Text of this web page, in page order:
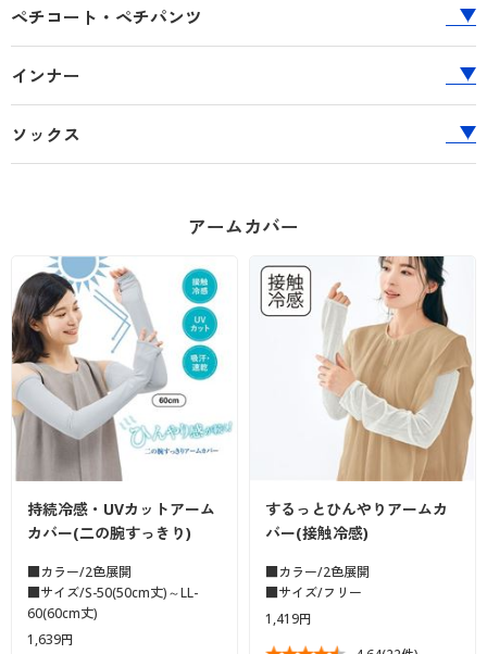
ペチコート・ペチパンツ
インナー
ソックス
アームカバー
持続冷感・UVカットアーム
カバー(二の腕すっきり)
■カラー/2色展開
■サイズ/S-50(50cm丈)～LL-
60(60cm丈)
1,639円
するっとひんやりアームカ
バー(接触冷感)
■カラー/2色展開
■サイズ/フリー
1,419円